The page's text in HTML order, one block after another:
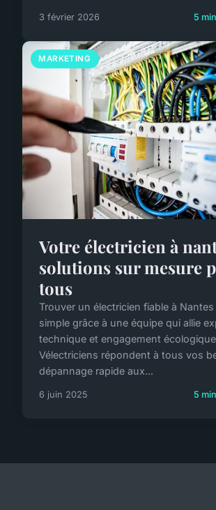
3 février 2026 5
MARKETING
Votre électricien à
solutions sur mesure
tous
Trouver un électricien fiable à
simple grâce à une équipe qui allie
technique et engagement
Vélectriciens répondent à tous vos
dépannage rapide aux...
6 juin 2025 5